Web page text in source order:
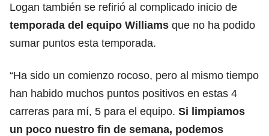
Logan también se refirió al complicado inicio de
temporada del equipo Williams que no ha podido
sumar puntos esta temporada.
“Ha sido un comienzo rocoso, pero al mismo tiempo
han habido muchos puntos positivos en estas 4
carreras para mí, 5 para el equipo. Si limpiamos
un poco nuestro fin de semana, podemos